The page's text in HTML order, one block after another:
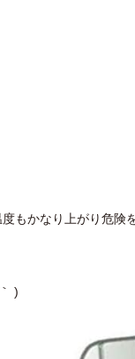
もかなり上がり危険
)